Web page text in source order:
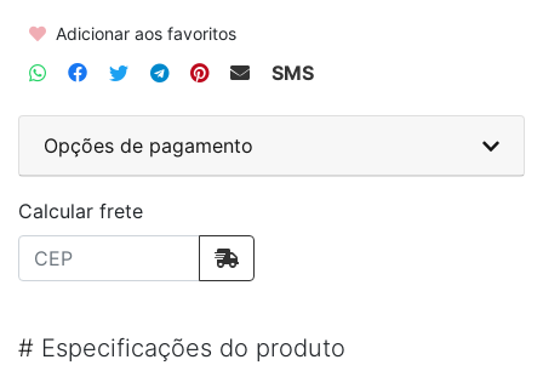
Adicionar aos favoritos
SMS
Opções de pagamento
Calcular frete
# Especificações do produto